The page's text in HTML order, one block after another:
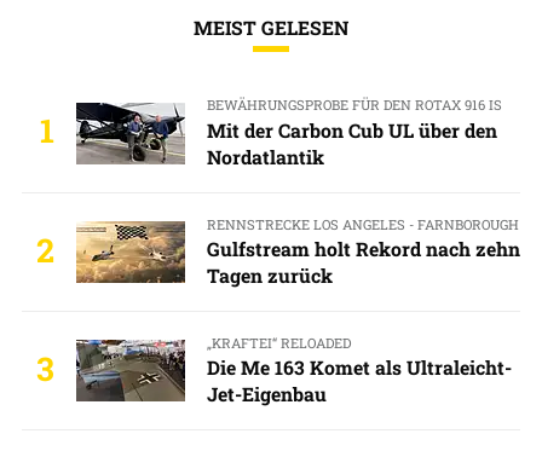
MEIST GELESEN
1
BEWÄHRUNGSPROBE FÜR DEN ROTAX 916 IS
Mit der Carbon Cub UL über den
Nordatlantik
2
RENNSTRECKE LOS ANGELES - FARNBOROUGH
Gulfstream holt Rekord nach zehn
Tagen zurück
3
„KRAFTEI“ RELOADED
Die Me 163 Komet als Ultraleicht-
Jet-Eigenbau